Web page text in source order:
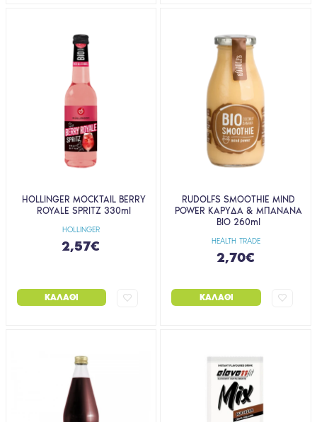
HOLLINGER
HOLLINGER MOCKTAIL BERRY
ROYALE SPRITZ 330ml
2,57€
ΚΑΛΆΘΙ
HEALTH TRADE
RUDOLFS SMOOTHIE MIND
POWER ΚΑΡYΔΑ & ΜΠΑΝAΝΑ
BIO 260ml
2,70€
ΚΑΛΆΘΙ